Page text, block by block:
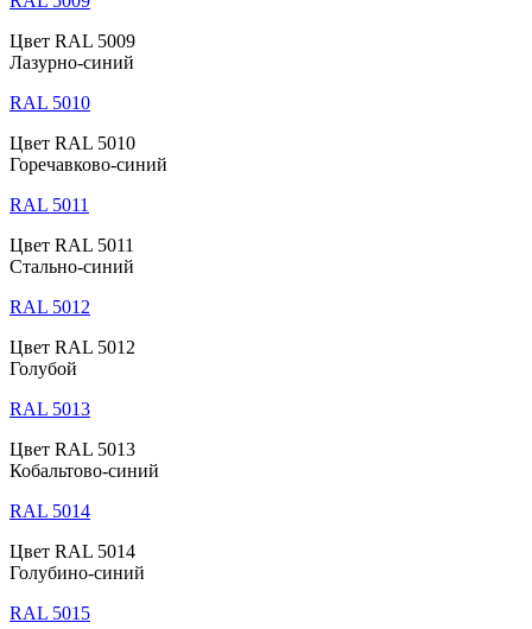
Цвет RAL 5009
Лазурно-синий
RAL 5010
Цвет RAL 5010
Горечавково-синий
RAL 5011
Цвет RAL 5011
Стально-синий
RAL 5012
Цвет RAL 5012
Голубой
RAL 5013
Цвет RAL 5013
Кобальтово-синий
RAL 5014
Цвет RAL 5014
Голубино-синий
RAL 5015